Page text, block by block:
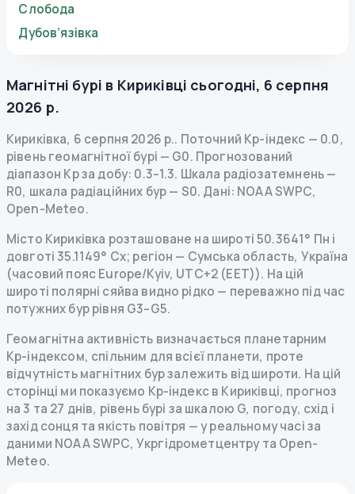
Слобода
Дубов’язівка
Магнітні бурі в Кириківці сьогодні, 6 серпня
2026 р.
Кириківка, 6 серпня 2026 р.. Поточний Kp-індекс — 0.0,
рівень геомагнітної бурі — G0. Прогнозований
діапазон Kp за добу: 0.3–1.3. Шкала радіозатемнень—
R0, шкала радіаційних бур— S0. Дані: NOAA SWPC,
Open-Meteo.
Місто Кириківка розташоване на широті 50.3641° Пн і
довготі 35.1149° Сх; регіон — Сумська область, Україна
(часовий пояс Europe/Kyiv, UTC+2 (EET)). На цій
широті полярні сяйва видно рідко — переважно під час
потужних бур рівня G3–G5.
Геомагнітна активність визначається планетарним
Kp-індексом, спільним для всієї планети, проте
відчутність магнітних бур залежить від широти. На цій
сторінці ми показуємо Kp-індекс в Кириківці, прогноз
на 3 та 27 днів, рівень бурі за шкалою G, погоду, схід і
захід сонця та якість повітря — у реальному часі за
даними NOAA SWPC, Укргідрометцентру та Open-
Meteo.